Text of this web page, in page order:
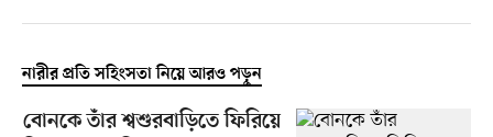
নারীর প্রতি সহিংসতা নিয়ে আরও পড়ুন
বোনকে তাঁর শ্বশুরবাড়িতে ফিরিয়ে